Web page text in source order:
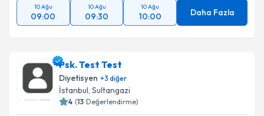
10 Ağu
09:00
10 Ağu
09:30
10 Ağu
10:00 Daha Fazla
Psk. Test Test
Diyetisyen +3 diğer
İstanbul, Sultangazi
4 (13 Değerlendirme)